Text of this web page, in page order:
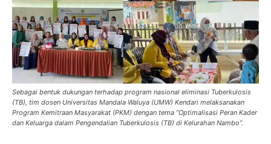
Sebagai bentuk dukungan terhadap program nasional eliminasi Tuberkulosis
(TB), tim dosen Universitas Mandala Waluya (UMW) Kendari melaksanakan
Program Kemitraan Masyarakat (PKM) dengan tema “Optimalisasi Peran Kader
dan Keluarga dalam Pengendalian Tuberkulosis (TB) di Kelurahan Nambo”.